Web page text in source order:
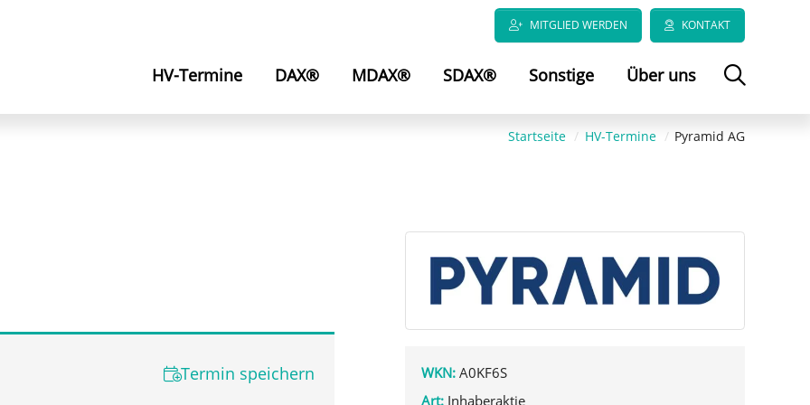
MITGLIED WERDEN KONTAKT
HV-Termine DAX® MDAX® SDAX® Sonstige Über uns
Startseite HV-Termine Pyramid AG
Termin speichern WKN: A0KF6S
Art: Inhaberaktie